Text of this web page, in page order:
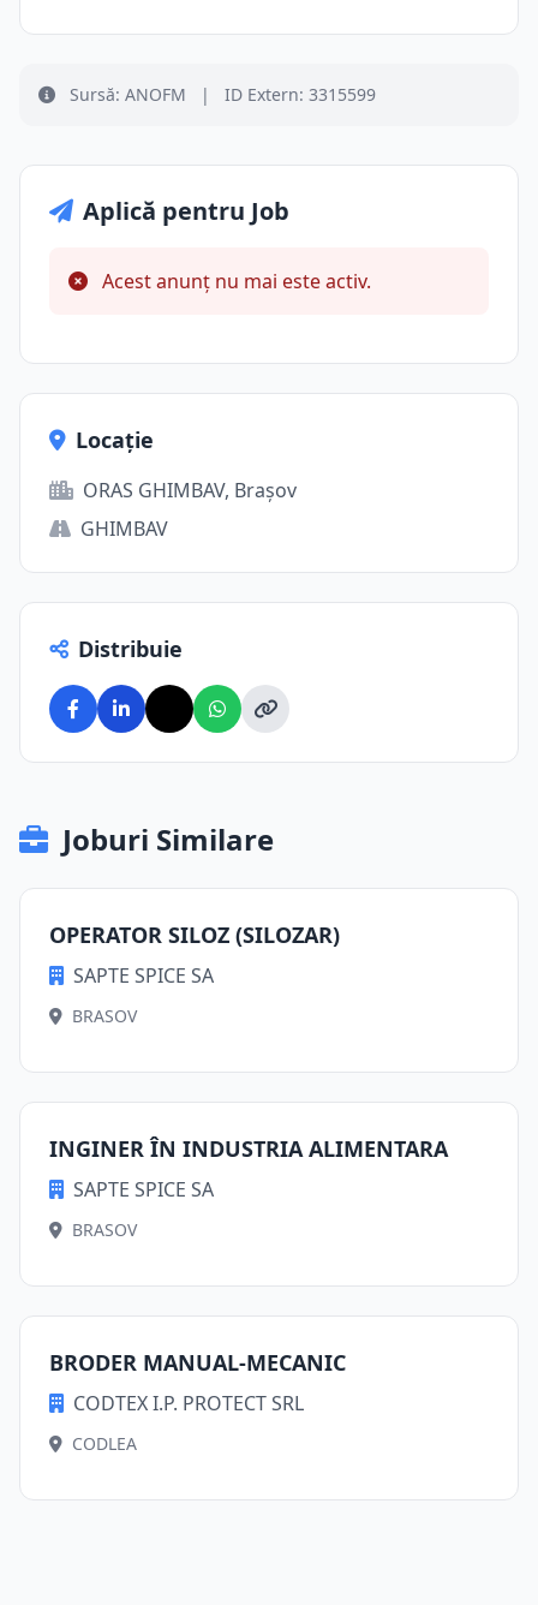
Sursă: ANOFM | ID Extern: 3315599
Aplică pentru Job
Acest anunț nu mai este activ.
Locație
ORAS GHIMBAV, Brașov
GHIMBAV
Distribuie
Joburi Similare
OPERATOR SILOZ (SILOZAR)
SAPTE SPICE SA
BRASOV
INGINER ÎN INDUSTRIA ALIMENTARA
SAPTE SPICE SA
BRASOV
BRODER MANUAL-MECANIC
CODTEX I.P. PROTECT SRL
CODLEA